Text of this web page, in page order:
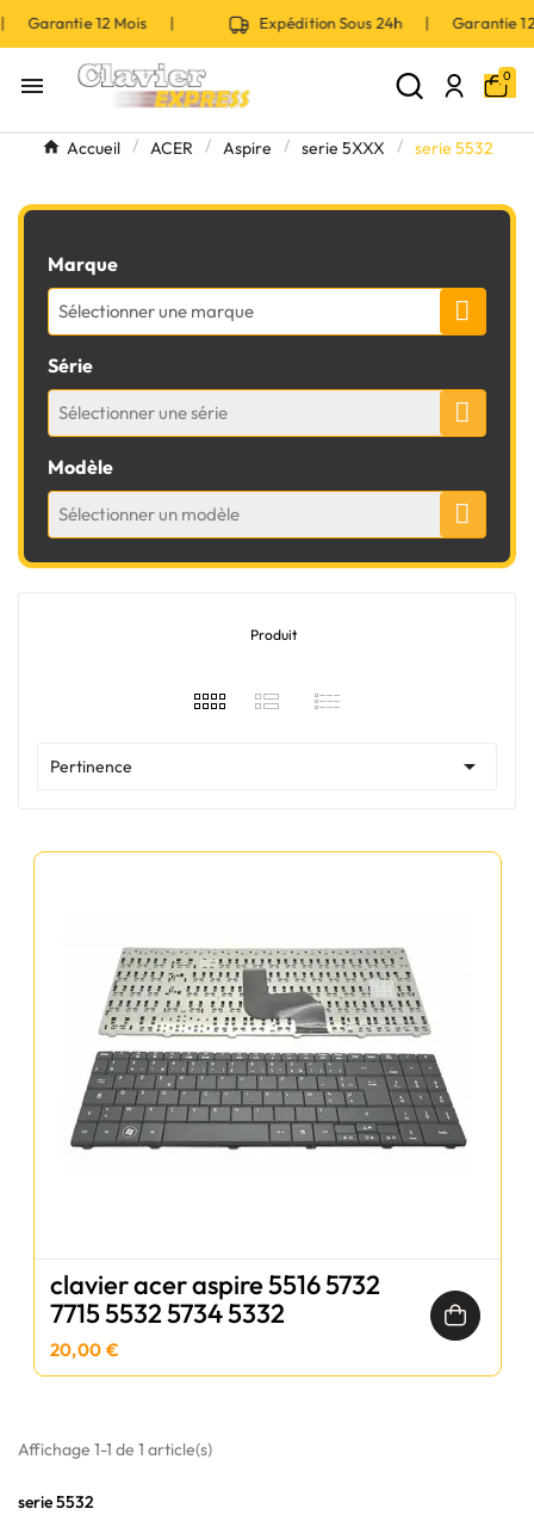
Garantie 12 Mois | Expédition Sous 24h | Garantie
 0
Accueil ACER Aspire serie 5XXX serie 5532
Marque
Sélectionner une marque
Série
Sélectionner une série
Modèle
Sélectionner un modèle
Produit
Pertinence 
clavier acer aspire 5516 5732
7715 5532 5734 5332
20,00 €
Affichage 1-1 de 1 article(s)
serie 5532